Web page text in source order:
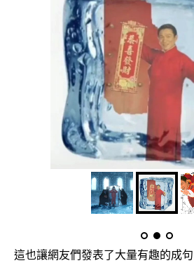
這也讓網友們發表了大量有趣的成句